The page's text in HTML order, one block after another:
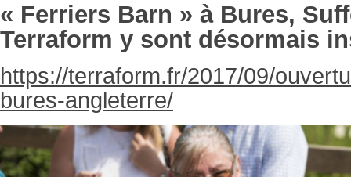
« Ferriers Barn » à Bures,
Terraform y sont désormais
https://terraform.fr/2017/09/
bures-angleterre/